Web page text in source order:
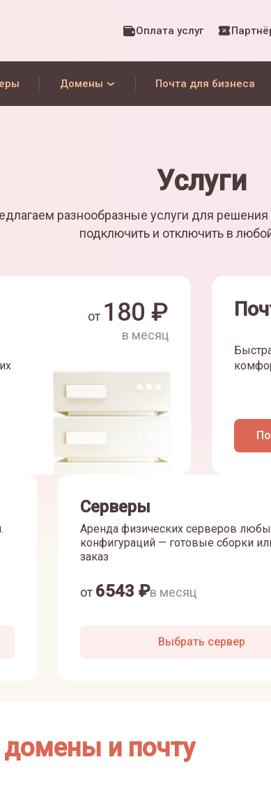
Оплата услуг
Домены Почта для бизнеса
Услуги
разнообразные услуги для
подключить и отключить в
от 180 ₽
в месяц
Серверы
Аренда физических серверов
конфигураций — готовые сборки
заказ
от 6543 ₽в месяц
Выбрать сервер
и почту